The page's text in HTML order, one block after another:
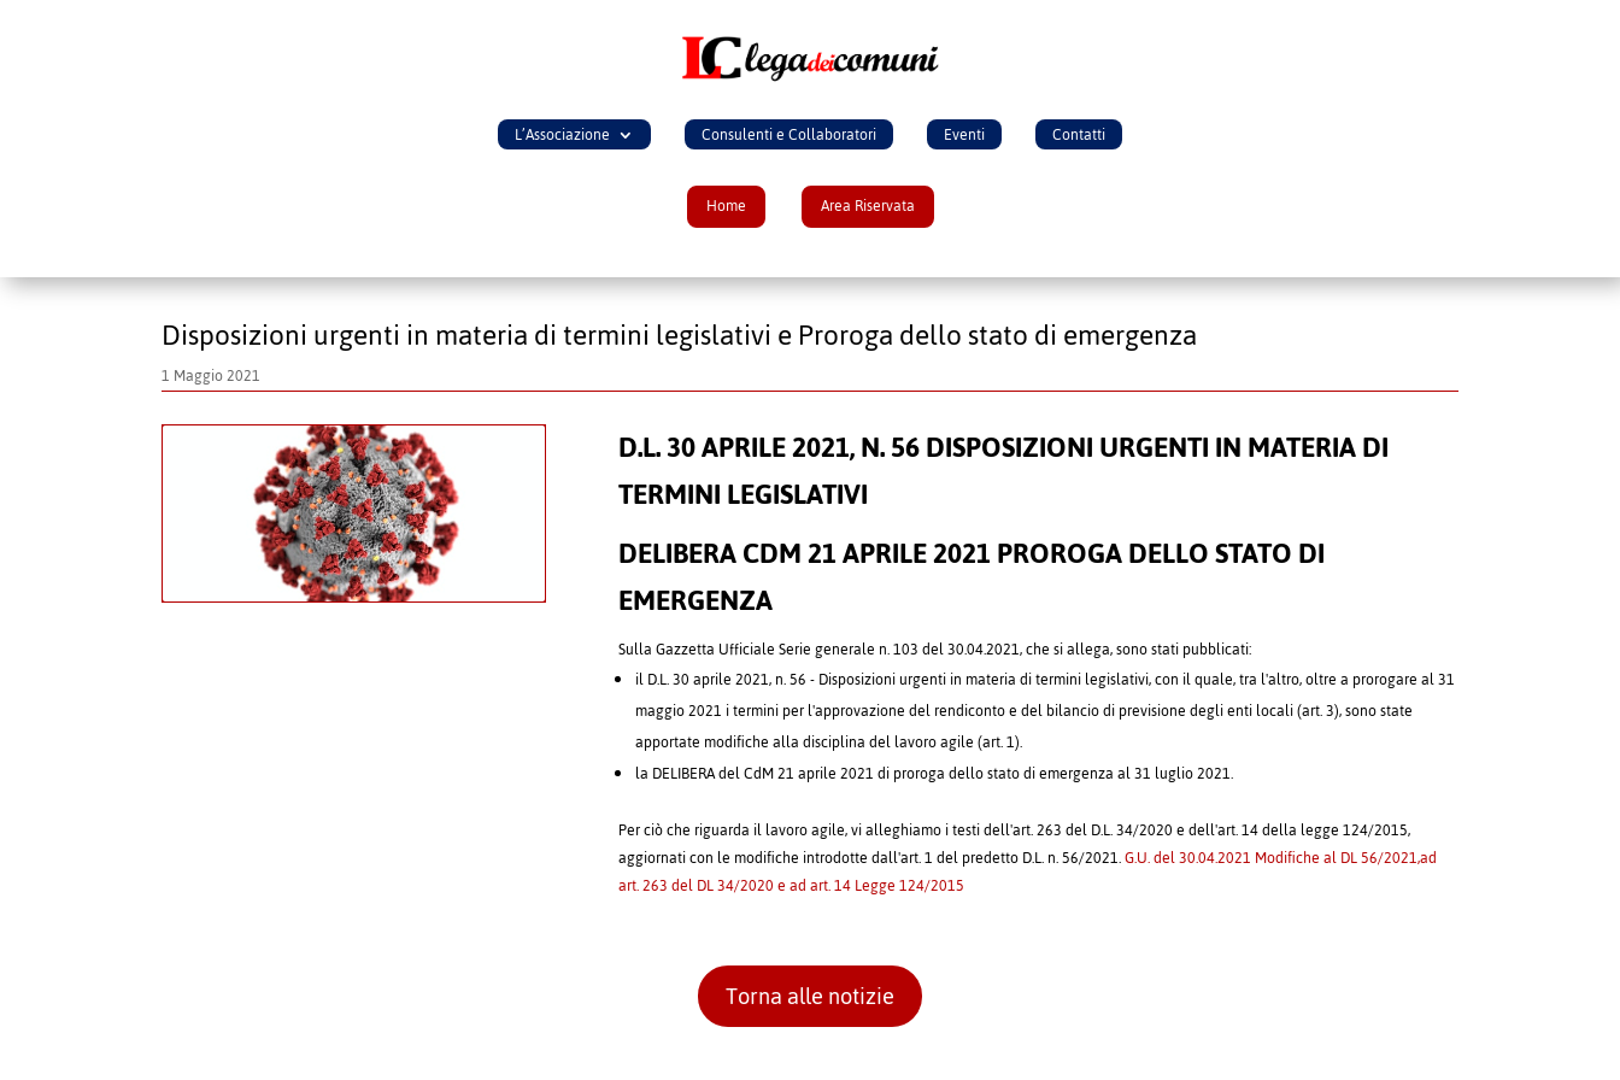
L’Associazione Consulenti e Collaboratori Eventi Contatti
Home Area Riservata
Disposizioni urgenti in materia di termini legislativi e Proroga dello stato di emergenza
1 Maggio 2021
D.L. 30 APRILE 2021, N. 56 DISPOSIZIONI URGENTI IN MATERIA DI
TERMINI LEGISLATIVI
DELIBERA CDM 21 APRILE 2021 PROROGA DELLO STATO DI
EMERGENZA
Sulla Gazzetta Ufficiale Serie generale n. 103 del 30.04.2021, che si allega, sono stati pubblicati:
il D.L. 30 aprile 2021, n. 56 - Disposizioni urgenti in materia di termini legislativi, con il quale, tra l'altro, oltre a prorogare al 31
maggio 2021 i termini per l'approvazione del rendiconto e del bilancio di previsione degli enti locali (art. 3), sono state
apportate modifiche alla disciplina del lavoro agile (art. 1).
la DELIBERA del CdM 21 aprile 2021 di proroga dello stato di emergenza al 31 luglio 2021.
Per ciò che riguarda il lavoro agile, vi alleghiamo i testi dell'art. 263 del D.L. 34/2020 e dell'art. 14 della legge 124/2015,
aggiornati con le modifiche introdotte dall'art. 1 del predetto D.L. n. 56/2021.G.U. del 30.04.2021 Modifiche al DL 56/2021,ad
art. 263 del DL 34/2020 e ad art. 14 Legge 124/2015
Torna alle notizie